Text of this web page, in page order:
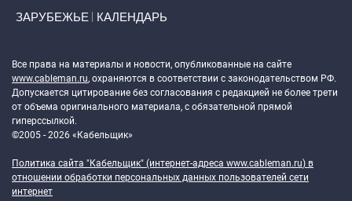
ЗАРУБЕЖЬЕ КАЛЕНДАРЬ
Все права на материалы и новости, опубликованные на сайте
www.cableman.ru, охраняются в соответствии с законодательством РФ.
Допускается цитирование без согласования с редакцией не более трети
от объема оригинального материала, с обязательной прямой
гиперссылкой.
©2005 - 2026 «Кабельщик»
Политика сайта "Кабельщик" (интернет-адреса www.cableman.ru) в
отношении обработки персональных данных пользователей сети
интернет